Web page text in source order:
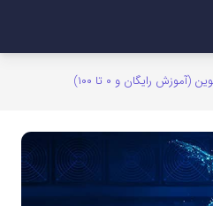
رایگان و ۰ تا ۱۰۰)